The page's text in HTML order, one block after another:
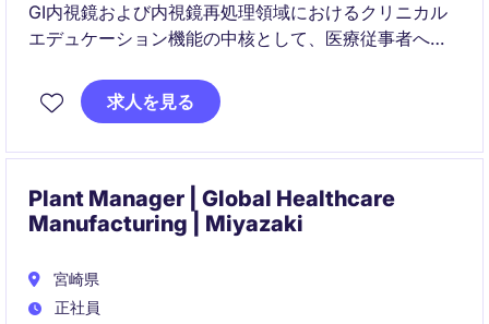
GI内視鏡および内視鏡再処理領域におけるクリニカル
エデュケーション機能の中核として、医療従事者への
発をリードしていただきます。教育戦略立案から販売
支援・市場形成までを担う、日本市場拡大のキーパー
求人を見る
Plant Manager | Global Healthcare
Manufacturing | Miyazaki
宮崎県
正社員